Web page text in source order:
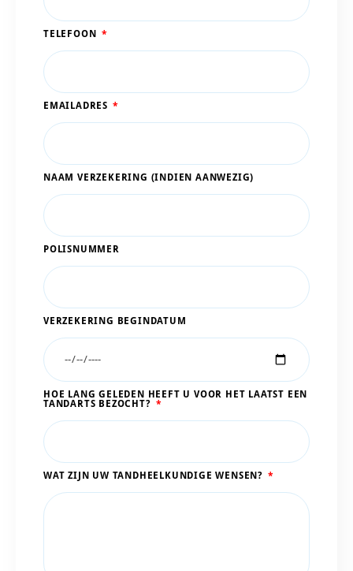
TELEFOON
EMAILADRES
NAAM VERZEKERING (INDIEN AANWEZIG)
POLISNUMMER
VERZEKERING BEGINDATUM
HOE LANG GELEDEN HEEFT U VOOR HET LAATST EEN
TANDARTS BEZOCHT?
WAT ZIJN UW TANDHEELKUNDIGE WENSEN?